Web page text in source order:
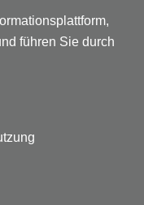
führen Sie durch